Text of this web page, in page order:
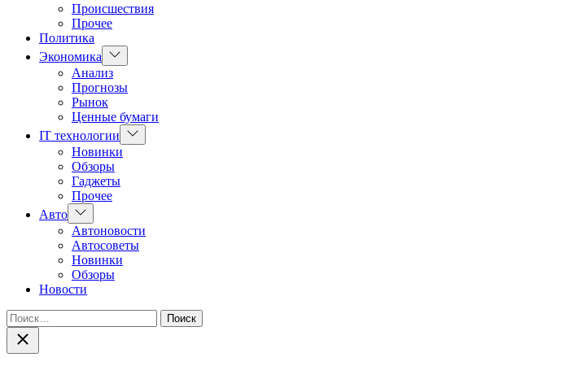
Происшествия
Прочее
Политика
Экономика
Показать
подменю
Анализ
Прогнозы
Рынок
Ценные бумаги
IT технологии
Показать
подменю
Новинки
Обзоры
Гаджеты
Прочее
Авто Показать
подменю
Автоновости
Автосоветы
Новинки
Обзоры
Новости
Найти:
Закрыть
поиск